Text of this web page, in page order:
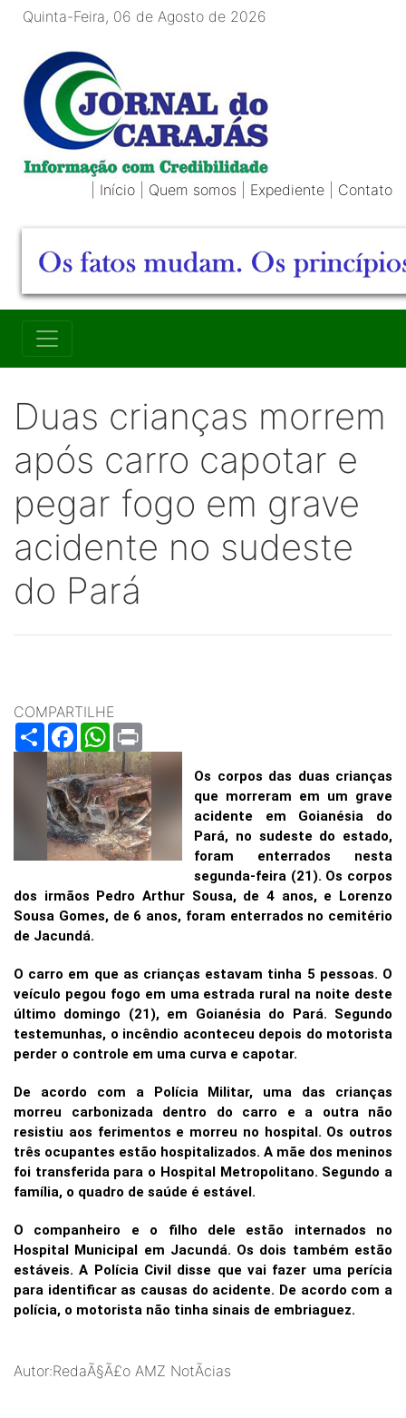
Quinta-Feira, 06 de Agosto de 2026
Início Quem somos Expediente Contato
Duas crianças morrem
após carro capotar e
pegar fogo em grave
acidente no sudeste
do Pará
COMPARTILHE
ShareFacebookWhatsApp
Os corpos das duas crianças
que morreram em um grave
acidente em Goianésia do
Pará, no sudeste do estado,
foram enterrados nesta
segunda-feira (21). Os corpos
dos irmãos Pedro Arthur Sousa, de 4 anos, e Lorenzo
Sousa Gomes, de 6 anos, foram enterrados no cemitério
de Jacundá.
O carro em que as crianças estavam tinha 5 pessoas. O
veículo pegou fogo em uma estrada rural na noite deste
último domingo (21), em Goianésia do Pará. Segundo
testemunhas, o incêndio aconteceu depois do motorista
perder o controle em uma curva e capotar.
De acordo com a Polícia Militar, uma das crianças
morreu carbonizada dentro do carro e a outra não
resistiu aos ferimentos e morreu no hospital. Os outros
três ocupantes estão hospitalizados. A mãe dos meninos
foi transferida para o Hospital Metropolitano. Segundo a
família, o quadro de saúde é estável.
O companheiro e o filho dele estão internados no
Hospital Municipal em Jacundá. Os dois também estão
estáveis. A Polícia Civil disse que vai fazer uma perícia
para identificar as causas do acidente. De acordo com a
polícia, o motorista não tinha sinais de embriaguez.
Autor:RedaÃ§Ã£o AMZ NotÃ­cias